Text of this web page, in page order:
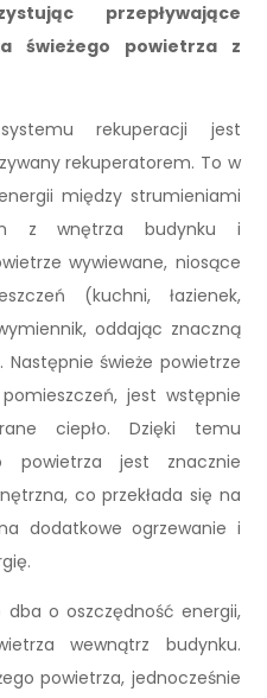
przepływające
świeżego powietrza z
rekuperacji jest
rekuperatorem. To w
między strumieniami
z wnętrza budynku i
wywiewane, niosące
(kuchni, łazienek,
oddając znaczną
świeże powietrze
jest wstępnie
ciepło. Dzięki temu
powietrza jest znacznie
co przekłada się na
dodatkowe ogrzewanie i
o oszczędność energii,
wewnątrz budynku.
powietrza, jednocześnie